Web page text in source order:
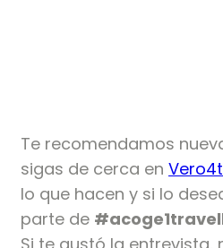
Te recomendamos
sigas de cerca en
lo que hacen y si lo
parte de